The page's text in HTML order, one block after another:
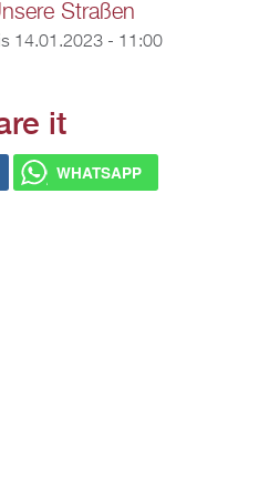
Straßen
14.01.2023 - 11:00
it
WHATSAPP